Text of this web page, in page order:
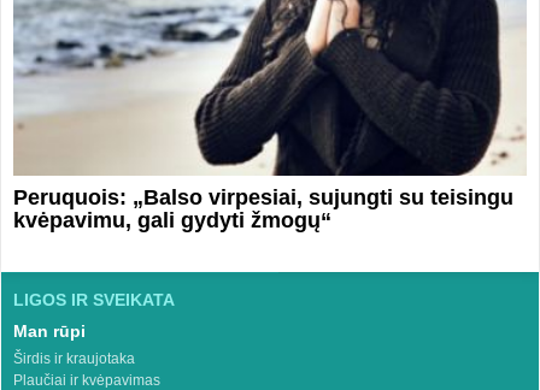
Peruquois: „Balso virpesiai, sujungti su teisingu
kvėpavimu, gali gydyti žmogų“
LIGOS IR SVEIKATA
Man rūpi
Širdis ir kraujotaka
Plaučiai ir kvėpavimas